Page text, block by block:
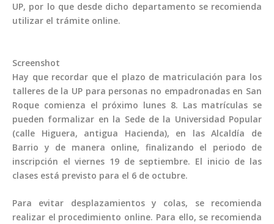
UP, por lo que desde dicho departamento se recomienda
utilizar el trámite online.
Screenshot
Hay que recordar que el plazo de matriculación para los
talleres de la UP para personas no empadronadas en San
Roque comienza el próximo lunes 8. Las matrículas se
pueden formalizar en la Sede de la Universidad Popular
(calle Higuera, antigua Hacienda), en las Alcaldía de
Barrio y de manera online, finalizando el periodo de
inscripción el viernes 19 de septiembre. El inicio de las
clases está previsto para el 6 de octubre.
Para evitar desplazamientos y colas, se recomienda
realizar el procedimiento online. Para ello, se recomienda